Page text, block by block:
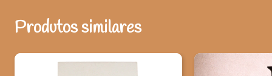
recebeu diversas premiações, dentre elas da Fundação Pedro
Calmon, da Secult BA e do MINC Brasil. Fez exposições no Brasil
países.Sua arte já foi veiculada em diversos meios de
Produtos similares